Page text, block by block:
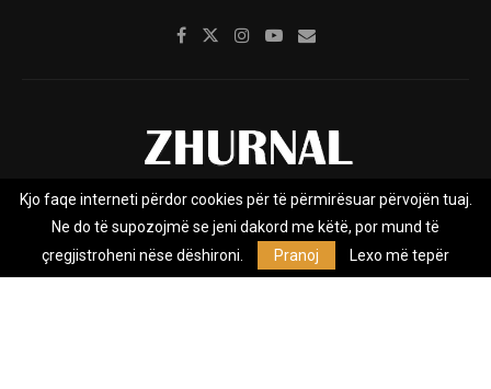
Rreth nesh Impresumi Marketing
Kontakt
Privacy Policy
Zhurnal.mk është Agjenci e Lajmeve e pavarur, e themeluar në vitin
Kjo faqe interneti përdor cookies për të përmirësuar përvojën tuaj.
Ne do të supozojmë se jeni dakord me këtë, por mund të
çregjistroheni nëse dëshironi.
Pranoj Lexo më tepër